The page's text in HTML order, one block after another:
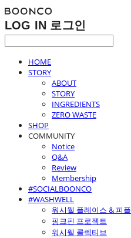
LOG IN 로그인
HOME
STORY
ABOUT
STORY
INGREDIENTS
ZERO WASTE
SHOP
COMMUNITY
Notice
Q&A
Review
Membership
#SOCIALBOONCO
#WASHWELL
워시웰 플레이스 & 피플
핑크핀 프로젝트
워시웰 콜렉티브